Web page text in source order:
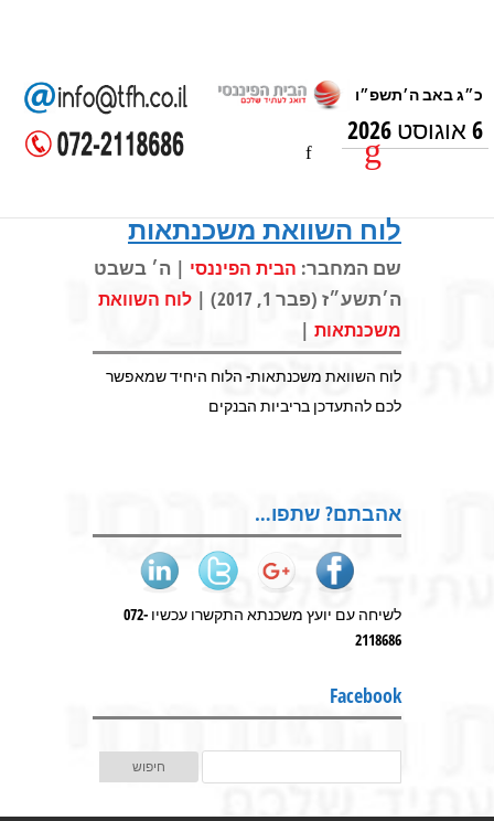
6 אוגוסט 2026
לוח השוואת משכנתאות
שם המחבר: הבית הפיננסי | ה׳ בשבט
ה׳תשע״ז (פבר 1, 2017) |
לוח השוואת
משכנתאות |
לוח השוואת משכנתאות- הלוח היחיד שמאפשר
לכם להתעדכן בריביות הבנקים
אהבתם? שתפו…
לשיחה עם יועץ משכנתא התקשרו עכשיו 072-
2118686
Facebook